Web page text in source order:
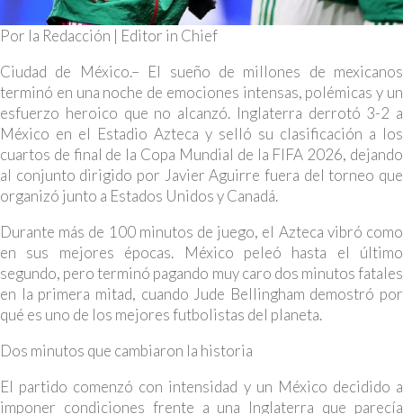
Por la Redacción | Editor in Chief
Ciudad de México.– El sueño de millones de mexicanos
terminó en una noche de emociones intensas, polémicas y un
esfuerzo heroico que no alcanzó. Inglaterra derrotó 3-2 a
México en el Estadio Azteca y selló su clasificación a los
cuartos de final de la Copa Mundial de la FIFA 2026, dejando
al conjunto dirigido por Javier Aguirre fuera del torneo que
organizó junto a Estados Unidos y Canadá.
Durante más de 100 minutos de juego, el Azteca vibró como
en sus mejores épocas. México peleó hasta el último
segundo, pero terminó pagando muy caro dos minutos fatales
en la primera mitad, cuando Jude Bellingham demostró por
qué es uno de los mejores futbolistas del planeta.
Dos minutos que cambiaron la historia
El partido comenzó con intensidad y un México decidido a
imponer condiciones frente a una Inglaterra que parecía